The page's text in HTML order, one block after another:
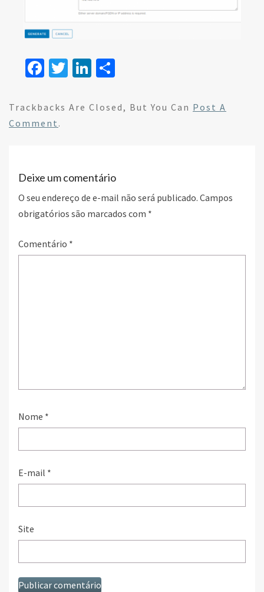
Fa
b
o
T
tt
Li
ke ar
Trackbacks Are Closed, But You Can Post A
Comment .
Deixe um comentário
O seu endereço de e-mail não será publicado. Campos
obrigatórios são marcados com *
Comentário *
Nome *
E-mail *
Site